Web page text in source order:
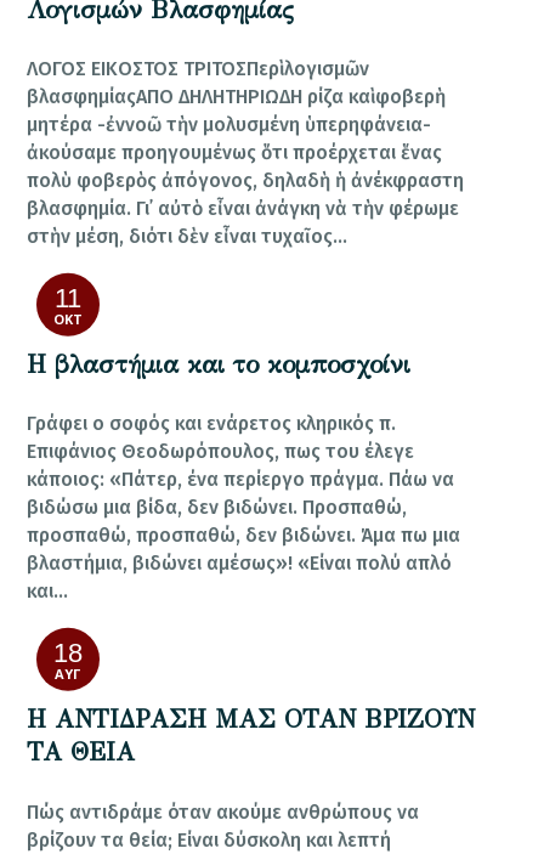
Λογισμών Βλασφημίας
ΛΟΓΟΣ ΕΙΚΟΣΤΟΣ ΤΡΙΤΟΣΠερὶ λογισμῶν
βλασφημίαςΑΠΟ ΔΗΛΗΤΗΡΙΩΔΗ ρίζα καὶ φοβερὴ
μητέρα -ἐννοῶ τὴν μολυσμένη ὑπερηφάνεια-
ἀκούσαμε προηγουμένως ὅτι προέρχεται ἕνας
πολὺ φοβερὸς ἀπόγονος, δηλαδὴ ἡ ἀνέκφραστη
βλασφημία. Γι᾿ αὐτὸ εἶναι ἀνάγκη νὰ τὴν φέρωμε
στὴν μέση, διότι δὲν εἶναι τυχαῖος…
11
ΟΚΤ
Η βλαστήμια και το κομποσχοίνι
Γράφει ο σοφός και ενάρετος κληρικός π.
Επιφάνιος Θεοδωρόπουλος, πως του έλεγε
κάποιος: «Πάτερ, ένα περίεργο πράγμα. Πάω να
βιδώσω μια βίδα, δεν βιδώνει. Προσπαθώ,
προσπαθώ, προσπαθώ, δεν βιδώνει. Άμα πω μια
βλαστήμια, βιδώνει αμέσως»! «Είναι πολύ απλό
και…
18
ΑΥΓ
Η ΑΝΤΙΔΡΑΣΗ ΜΑΣ ΟΤΑΝ ΒΡΙΖΟΥΝ
ΤΑ ΘΕΙΑ
Πώς αντιδράμε όταν ακούμε ανθρώπους να
βρίζουν τα θεία; Είναι δύσκολη και λεπτή